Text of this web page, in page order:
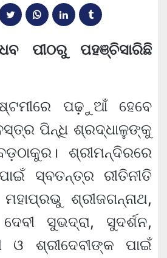
ପୀଠରୁ ପହଞ୍ଚିସାରିଛି
ପଢ଼ୁଆଁ ହେବେ
ପିନ୍ଧି ଶ୍ରଦ୍ଧାଳୁଙ୍କୁ
ଶ୍ରୀମନ୍ଦିରରେ
ସ୍ବତନ୍ତ୍ର ରୀତିନୀତି
ଶ୍ରୀଜଗନ୍ନାଥ,
ସୁଭଦ୍ରା, ସୁଦର୍ଶନ,
ଓ ଶ୍ରୀଦେବୀଙ୍କ ପାଇଁ